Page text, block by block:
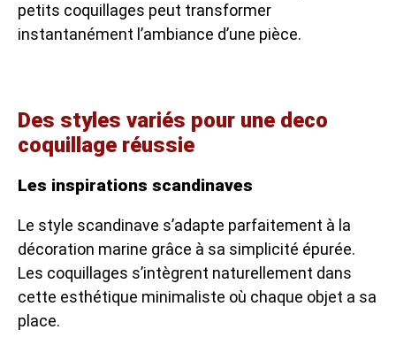
petits coquillages peut transformer
instantanément l’ambiance d’une pièce.
Des styles variés pour une deco
coquillage réussie
Les inspirations scandinaves
Le style scandinave s’adapte parfaitement à la
décoration marine grâce à sa simplicité épurée.
Les coquillages s’intègrent naturellement dans
cette esthétique minimaliste où chaque objet a sa
place.